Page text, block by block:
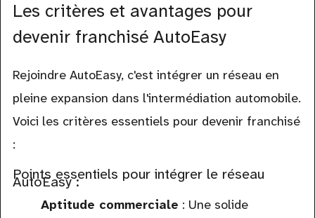
Les critères et avantages pour
devenir franchisé AutoEasy
Rejoindre AutoEasy, c'est intégrer un réseau en
pleine expansion dans l'intermédiation automobile.
Voici les critères essentiels pour devenir franchisé
:
Points essentiels pour intégrer le réseau
AutoEasy :
Aptitude commerciale : Une solide